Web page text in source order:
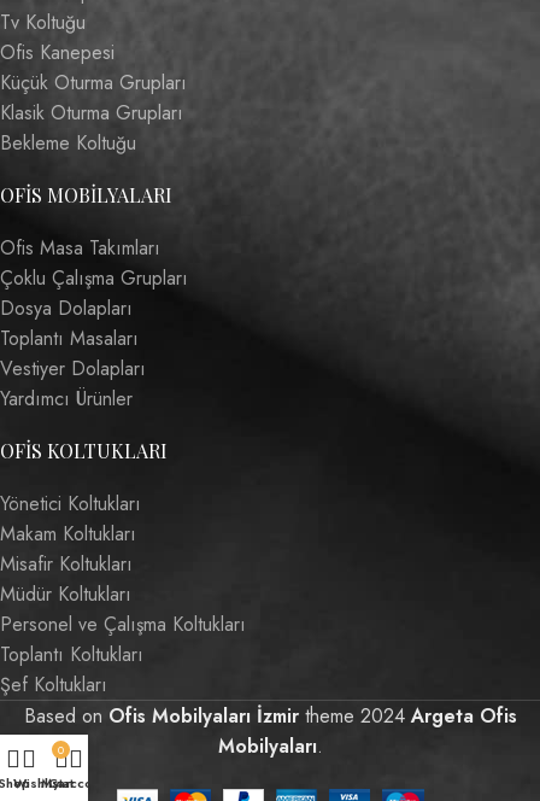
Tv Koltuğu
Ofis Kanepesi
Küçük Oturma Grupları
Klasik Oturma Grupları
Bekleme Koltuğu
OFIS MOBILYALARI
Ofis Masa Takımları
Çoklu Çalışma Grupları
Dosya Dolapları
Toplantı Masaları
Vestiyer Dolapları
Yardımcı Ürünler
OFIS KOLTUKLARI
Yönetici Koltukları
Makam Koltukları
Misafir Koltukları
Müdür Koltukları
Personel ve Çalışma Koltukları
Toplantı Koltukları
Şef Koltukları
Based on Ofis Mobilyaları İzmirtheme 2024Argeta Ofis
Mobilyaları.
Wishlist
0
Cart
My account